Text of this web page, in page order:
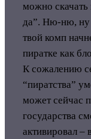
можно скачать
да”. Ню-ню, ну
твой комп
пиратке как
К сожалению
“пиратства”
может сейчас
государства
активировал –